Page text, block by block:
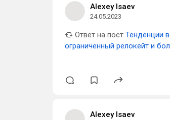
Alexey Isaev
24.05.2023
Ответ на пост Тенденции
ограниченный релокейт и
Alexey Isaev